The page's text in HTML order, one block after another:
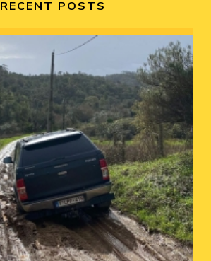
RECENT POSTS